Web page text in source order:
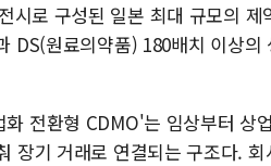
시로 구성된 일본 최대 규모의 제
DS(원료의약품) 180배치 이상
전환형 CDMO'는 임상부터 상
장기 거래로 연결되는 구조다.